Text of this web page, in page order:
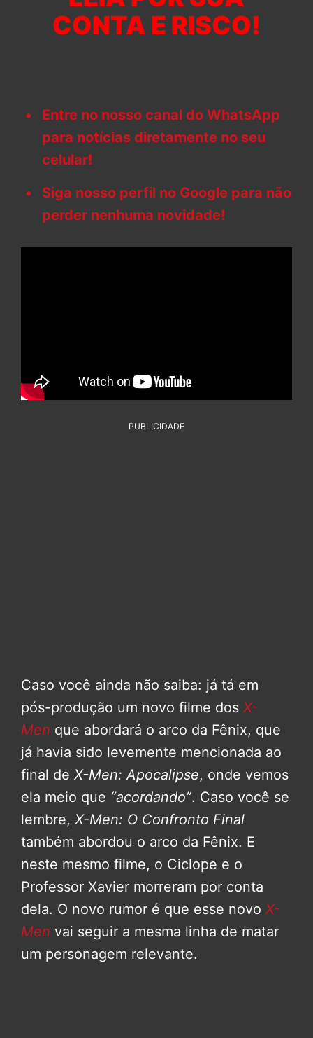
CONTA E RISCO!
Entre no nosso canal do WhatsApp
para notícias diretamente no seu
celular!
Siga nosso perfil no Google para não
perder nenhuma novidade!
PUBLICIDADE
Caso você ainda não saiba: já tá em
pós-produção um novo filme dos X-
Men que abordará o arco da Fênix, que
já havia sido levemente mencionada ao
final de X-Men: Apocalipse, onde vemos
ela meio que “acordando”. Caso você se
lembre, X-Men: O Confronto Final
também abordou o arco da Fênix. E
neste mesmo filme, o Ciclope e o
Professor Xavier morreram por conta
dela. O novo rumor é que esse novo X-
Men vai seguir a mesma linha de matar
um personagem relevante.